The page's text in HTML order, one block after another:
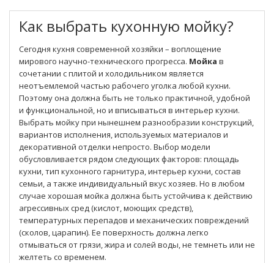
Как выбрать кухонную мойку?
Cегодня кухня современной хозяйки – воплощение
мирового научно-технического прогресса. Мойка в
сочетании с плитой и холодильником является
неотъемлемой частью рабочего уголка любой кухни.
Поэтому она должна быть не только практичной, удобной
и функциональной, но и вписываться в интерьер кухни.
Выбрать мойку при нынешнем разнообразии конструкций,
вариантов исполнения, используемых материалов и
декоративной отделки непросто. Выбор модели
обусловливается рядом следующих факторов: площадь
кухни, тип кухонного гарнитура, интерьер кухни, состав
семьи, а также индивидуальный вкус хозяев. Но в любом
случае хорошая мойка должна быть устойчива к действию
агрессивных сред (кислот, моющих средств),
температурных перепадов и механических повреждений
(сколов, царапин). Ее поверхность должна легко
отмываться от грязи, жира и солей воды, не темнеть или не
желтеть со временем.